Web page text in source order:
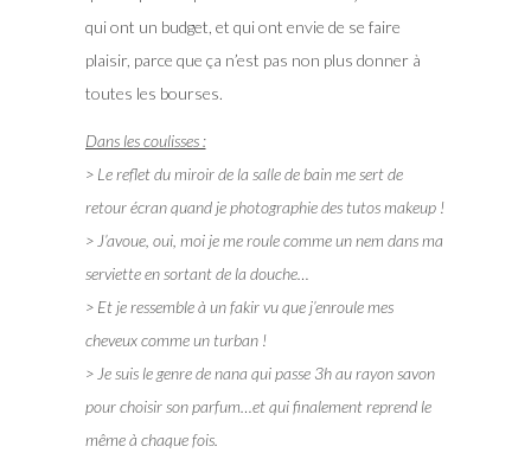
qui ont un budget, et qui ont envie de se faire
plaisir, parce que ça n’est pas non plus donner à
toutes les bourses.
Dans les coulisses :
> Le reflet du miroir de la salle de bain me sert de
retour écran quand je photographie des tutos makeup !
> J’avoue, oui, moi je me roule comme un nem dans ma
serviette en sortant de la douche…
> Et je ressemble à un fakir vu que j’enroule mes
cheveux comme un turban !
> Je suis le genre de nana qui passe 3h au rayon savon
pour choisir son parfum…et qui finalement reprend le
même à chaque fois.